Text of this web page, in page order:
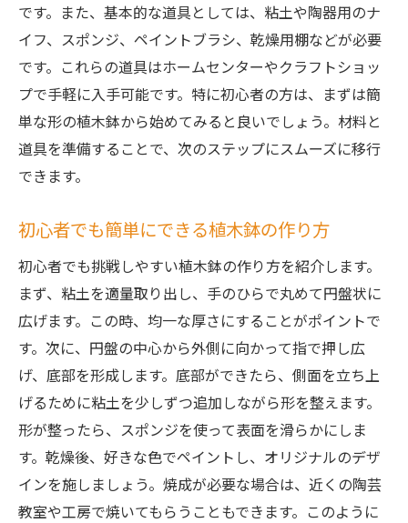
です。また、基本的な道具としては、粘土や陶器用のナ
イフ、スポンジ、ペイントブラシ、乾燥用棚などが必要
です。これらの道具はホームセンターやクラフトショッ
プで手軽に入手可能です。特に初心者の方は、まずは簡
単な形の植木鉢から始めてみると良いでしょう。材料と
道具を準備することで、次のステップにスムーズに移行
できます。
初心者でも簡単にできる植木鉢の作り方
初心者でも挑戦しやすい植木鉢の作り方を紹介します。
まず、粘土を適量取り出し、手のひらで丸めて円盤状に
広げます。この時、均一な厚さにすることがポイントで
す。次に、円盤の中心から外側に向かって指で押し広
げ、底部を形成します。底部ができたら、側面を立ち上
げるために粘土を少しずつ追加しながら形を整えます。
形が整ったら、スポンジを使って表面を滑らかにしま
す。乾燥後、好きな色でペイントし、オリジナルのデザ
インを施しましょう。焼成が必要な場合は、近くの陶芸
教室や工房で焼いてもらうこともできます。このように